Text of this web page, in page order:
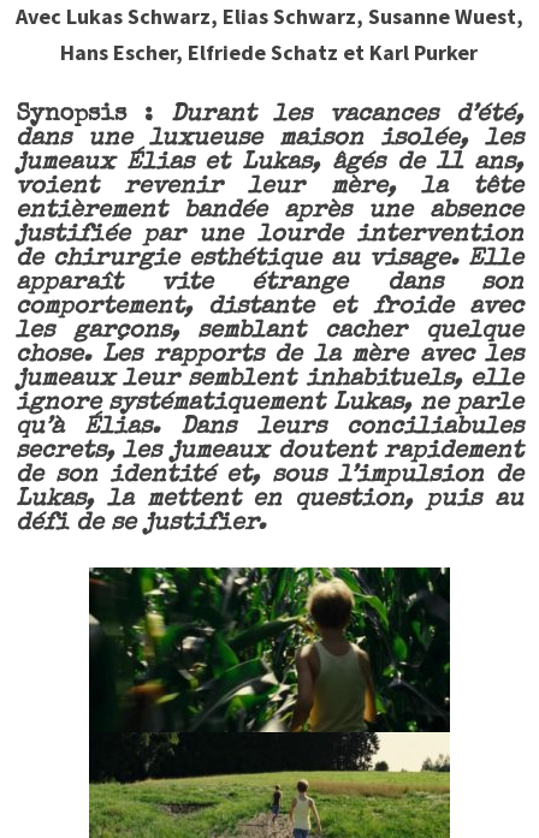
Avec Lukas Schwarz, Elias Schwarz, Susanne Wuest,
Hans Escher, Elfriede Schatz et Karl Purker
Synopsis : Durant les vacances d’été,
dans une luxueuse maison isolée, les
jumeaux Élias et Lukas, âgés de 11 ans,
voient revenir leur mère, la tête
entièrement bandée après une absence
justifiée par une lourde intervention
de chirurgie esthétique au visage. Elle
apparaît vite étrange dans son
comportement, distante et froide avec
les garçons, semblant cacher quelque
chose. Les rapports de la mère avec les
jumeaux leur semblent inhabituels, elle
ignore systématiquement Lukas, ne parle
qu’à Élias. Dans leurs conciliabules
secrets, les jumeaux doutent rapidement
de son identité et, sous l’impulsion de
Lukas, la mettent en question, puis au
défi de se justifier.